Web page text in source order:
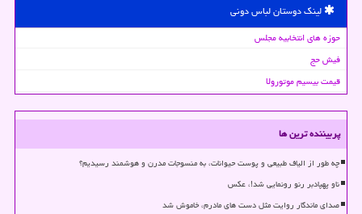
لینک دوستان لباس دونی
حوزه های انتخابیه مجلس
فیش حج
قیمت بیسیم موتورولا
پربیننده ترین ها
چه طور از الیاف طبیعی و پوست حیوانات، به منسوجات مدرن و هوشمند رسیدیم؟
ناو پهپادبر رنو رونمایی شد!، عکس
صدای ماندگار روایت مثل دست های مادرم، خاموش شد